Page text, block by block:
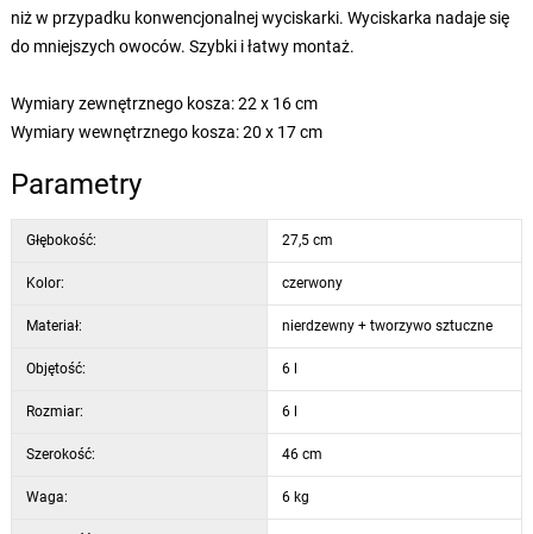
niż w przypadku konwencjonalnej wyciskarki. Wyciskarka nadaje się
do mniejszych owoców. Szybki i łatwy montaż.
Wymiary zewnętrznego kosza: 22 x 16 cm
Wymiary wewnętrznego kosza: 20 x 17 cm
Parametry
Głębokość: 27,5 cm
Kolor: czerwony
Materiał: nierdzewny + tworzywo sztuczne
Objętość: 6 l
Rozmiar: 6 l
Szerokość: 46 cm
Waga: 6 kg